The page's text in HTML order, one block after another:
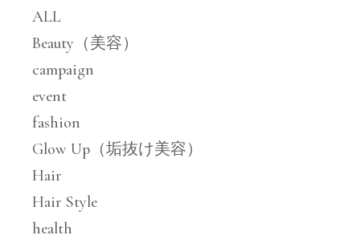
ALL
Beauty（美容）
campaign
event
fashion
Glow Up（垢抜け美容）
Hair
Hair Style
health